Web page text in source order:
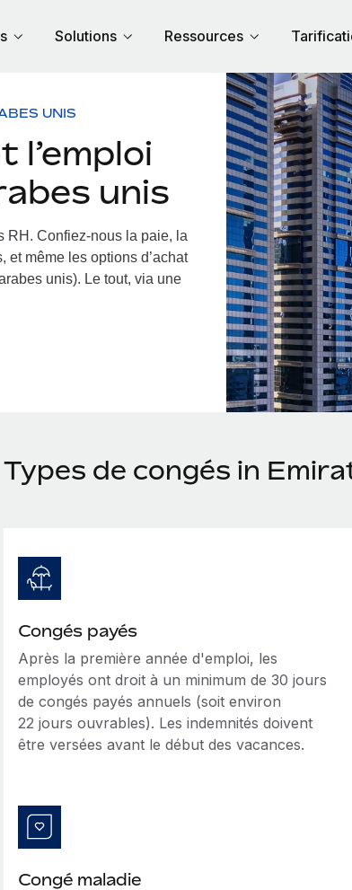
Solutions Ressources
UNIS
l’emploi
unis
RH. Confiez-nous la paie, la
et même les options d’achat
unis). Le tout, via une
Types de congés in
Congés payés
Après la première année d'emploi, les
employés ont droit à un minimum de 30 jours
de congés payés annuels (soit environ
22 jours ouvrables). Les indemnités doivent
être versées avant le début des vacances.
Congé maladie